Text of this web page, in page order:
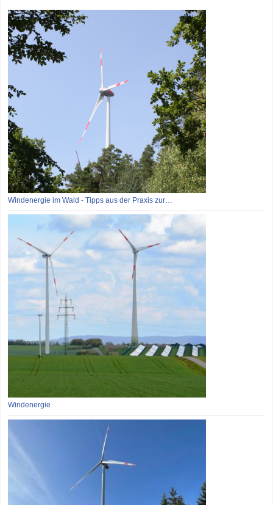
Windenergie im Wald - Tipps aus der Praxis zur…
Windenergie